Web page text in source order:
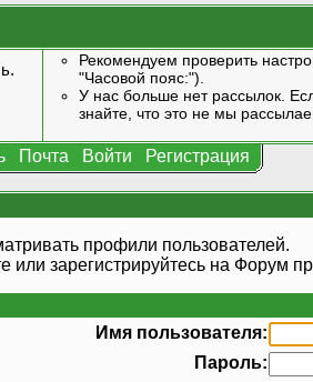
.
Рекомендуем проверить
"Часовой пояс:").
У нас больше нет рассылок.
знайте, что это не мы
Почта Войти Регистрация
профили пользователей.
или зарегистрируйтесь на Форум
Имя пользователя:
Пароль: